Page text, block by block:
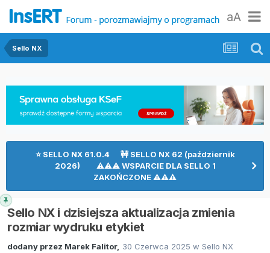
aA
Sello NX
⭐ SELLO NX 61.0.4 🚧 SELLO NX 62 (październik
2026) ⚠⚠⚠ WSPARCIE DLA SELLO 1
ZAKOŃCZONE ⚠⚠⚠
Sello NX i dzisiejsza aktualizacja zmienia
rozmiar wydruku etykiet
dodany przez Marek Falitor, 30 Czerwca 2025 w Sello NX